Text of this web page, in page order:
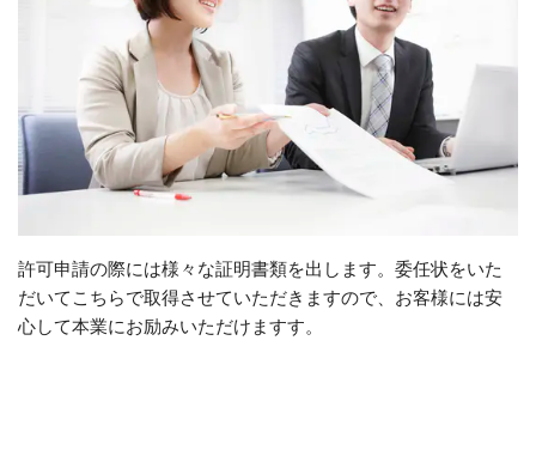
許可申請の際には様々な証明書類を出します。委任状をいた
だいてこちらで取得させていただきますので、お客様には安
心して本業にお励みいただけますす。